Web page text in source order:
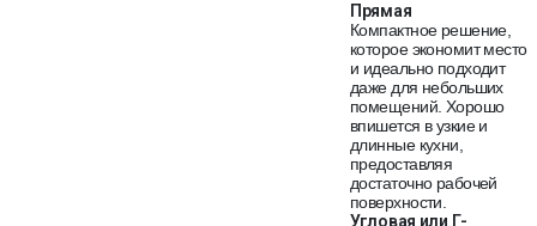
Прямая
Компактное решение,
которое экономит место
и идеально подходит
даже для небольших
помещений. Хорошо
впишется в узкие и
длинные кухни,
предоставляя
достаточно рабочей
поверхности.
Угловая или Г-